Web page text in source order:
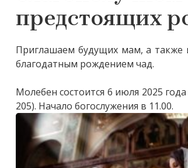
предстоящих
Приглашаем будущих мам, а также
благодатным рождением чад.
Молебен состоится 6 июля 2025
205). Начало богослужения в 11.00.